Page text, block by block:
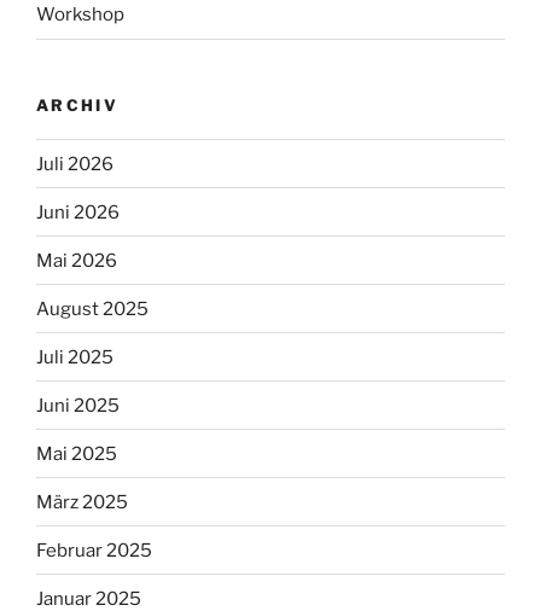
Workshop
ARCHIV
Juli 2026
Juni 2026
Mai 2026
August 2025
Juli 2025
Juni 2025
Mai 2025
März 2025
Februar 2025
Januar 2025